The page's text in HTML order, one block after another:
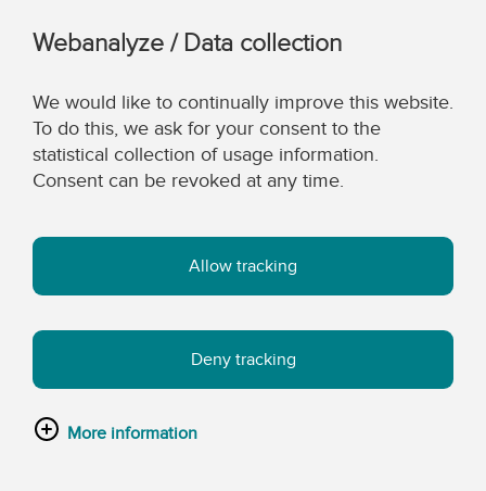
Webanalyze / Data collection
We would like to continually improve this website.
To do this, we ask for your consent to the
statistical collection of usage information.
Consent can be revoked at any time.
Allow tracking
Deny tracking
More information